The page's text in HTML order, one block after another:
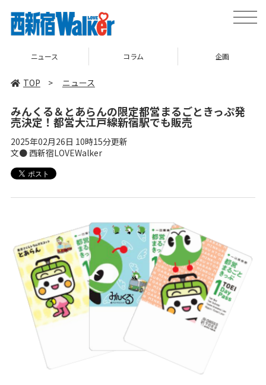
toggle
ニュース コラム 企画
TOP > ニュース
みんくる＆とあらんの限定都営まるごときっぷ発
売決定！都営大江戸線新宿駅でも販売
2025年02月26日 10時15分更新
文● 西新宿LOVEWalker